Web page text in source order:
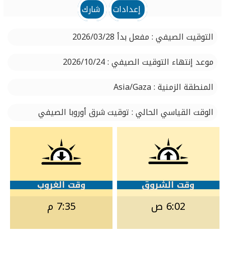
إعدادات
شارك
التوقيت الصيفي : مفعل بدأ 2026/03/28
موعد إنتهاء التوقيت الصيفي : 2026/10/24
المنطقة الزمنية : Asia/Gaza
الوقت القياسي الحالي : توقيت شرق أوروبا الصيفي
وقت الشروق
6:02 ص
وقت الغروب
7:35 م